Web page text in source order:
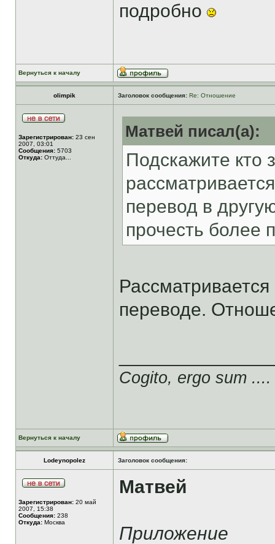
подробно
Вернуться к началу
olimpik Заголовок сообщения: Re: Отношение
Зарегистрирован: 23 сен
2007, 03:01
Сообщения: 5703
Откуда: Оттуда...
Матвей писал(а):
Подскажите кто
перевод в
прочесть более
переводе.
Cogito, ergo sum ....
Вернуться к началу
Lodeynopolez Заголовок сообщения:
Зарегистрирован: 20 май
2007, 15:38
Сообщения: 238
Откуда: Москва
Матвей
Приложение